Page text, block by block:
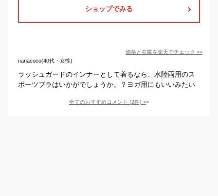
ショップでみる
価格と在庫を楽天でチェック >>
nanacoco(40代・女性)
ラッシュガードのインナーとして着るなら、水陸両用のス
ポーツブラはいかがでしょうか。？ヨガ用にもいいみたい
全てのおすすめコメント (2件) >